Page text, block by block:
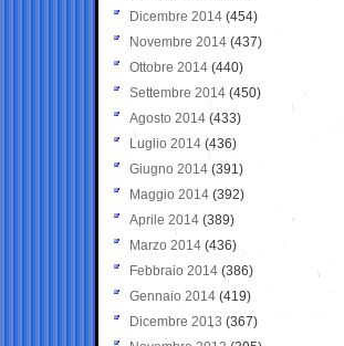
Dicembre 2014 (454)
Novembre 2014 (437)
Ottobre 2014 (440)
Settembre 2014 (450)
Agosto 2014 (433)
Luglio 2014 (436)
Giugno 2014 (391)
Maggio 2014 (392)
Aprile 2014 (389)
Marzo 2014 (436)
Febbraio 2014 (386)
Gennaio 2014 (419)
Dicembre 2013 (367)